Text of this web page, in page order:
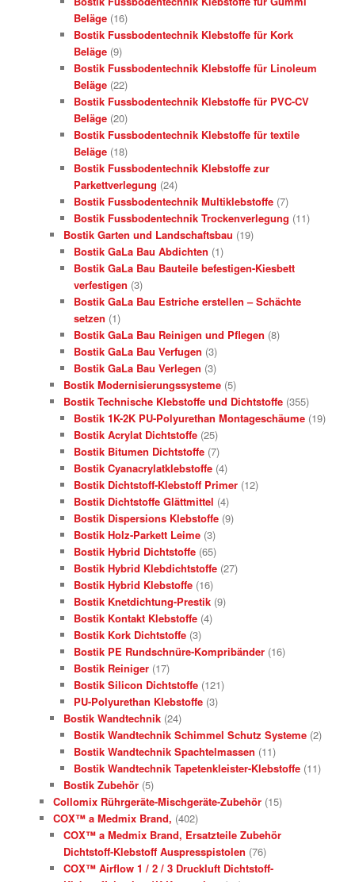
Beläge (16)
Bostik Fussbodentechnik Klebstoffe für Kork
Beläge (9)
Bostik Fussbodentechnik Klebstoffe für Linoleum
Beläge (22)
Bostik Fussbodentechnik Klebstoffe für PVC-CV
Beläge (20)
Bostik Fussbodentechnik Klebstoffe für textile
Beläge (18)
Bostik Fussbodentechnik Klebstoffe zur
Parkettverlegung (24)
Bostik Fussbodentechnik Multiklebstoffe (7)
Bostik Fussbodentechnik Trockenverlegung (11)
Bostik Garten und Landschaftsbau (19)
Bostik GaLa Bau Abdichten (1)
Bostik GaLa Bau Bauteile befestigen-Kiesbett
verfestigen (3)
Bostik GaLa Bau Estriche erstellen – Schächte
setzen (1)
Bostik GaLa Bau Reinigen und Pflegen (8)
Bostik GaLa Bau Verfugen (3)
Bostik GaLa Bau Verlegen (3)
Bostik Modernisierungssysteme (5)
Bostik Technische Klebstoffe und Dichtstoffe (355)
Bostik 1K-2K PU-Polyurethan Montageschäume (19)
Bostik Acrylat Dichtstoffe (25)
Bostik Bitumen Dichtstoffe (7)
Bostik Cyanacrylatklebstoffe (4)
Bostik Dichtstoff-Klebstoff Primer (12)
Bostik Dichtstoffe Glättmittel (4)
Bostik Dispersions Klebstoffe (9)
Bostik Holz-Parkett Leime (3)
Bostik Hybrid Dichtstoffe (65)
Bostik Hybrid Klebdichtstoffe (27)
Bostik Hybrid Klebstoffe (16)
Bostik Knetdichtung-Prestik (9)
Bostik Kontakt Klebstoffe (4)
Bostik Kork Dichtstoffe (3)
Bostik PE Rundschnüre-Kompribänder (16)
Bostik Reiniger (17)
Bostik Silicon Dichtstoffe (121)
PU-Polyurethan Klebstoffe (3)
Bostik Wandtechnik (24)
Bostik Wandtechnik Schimmel Schutz Systeme (2)
Bostik Wandtechnik Spachtelmassen (11)
Bostik Wandtechnik Tapetenkleister-Klebstoffe (11)
Bostik Zubehör (5)
Collomix Rührgeräte-Mischgeräte-Zubehör (15)
COX™ a Medmix Brand, (402)
COX™ a Medmix Brand, Ersatzteile Zubehör
Dichtstoff-Klebstoff Auspresspistolen (76)
COX™ Airflow 1 / 2 / 3 Druckluft Dichtstoff-